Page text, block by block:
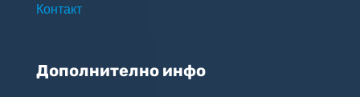
Контакт
Дополнително инфо